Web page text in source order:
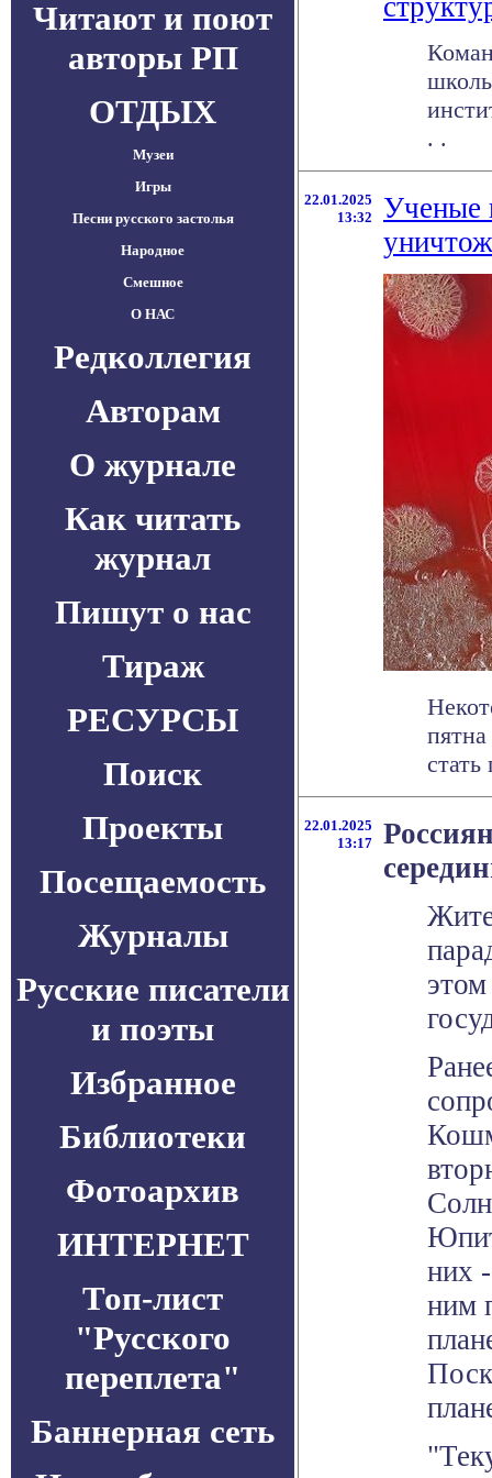
Читают и поют
авторы РП
ОТДЫХ
Музеи
Игры
Песни русского застолья
Народное
Смешное
О НАС
Редколлегия
Авторам
О журнале
Как читать
журнал
Пишут о нас
Тираж
РЕСУРСЫ
Поиск
Проекты
Посещаемость
Журналы
Русские писатели
и поэты
Избранное
Библиотеки
Фотоархив
ИНТЕРНЕТ
Топ-лист
"Русского
переплета"
Баннерная сеть
. .
22.01.2025
13:32
Ученые
22.01.2025
13:17
них
ним